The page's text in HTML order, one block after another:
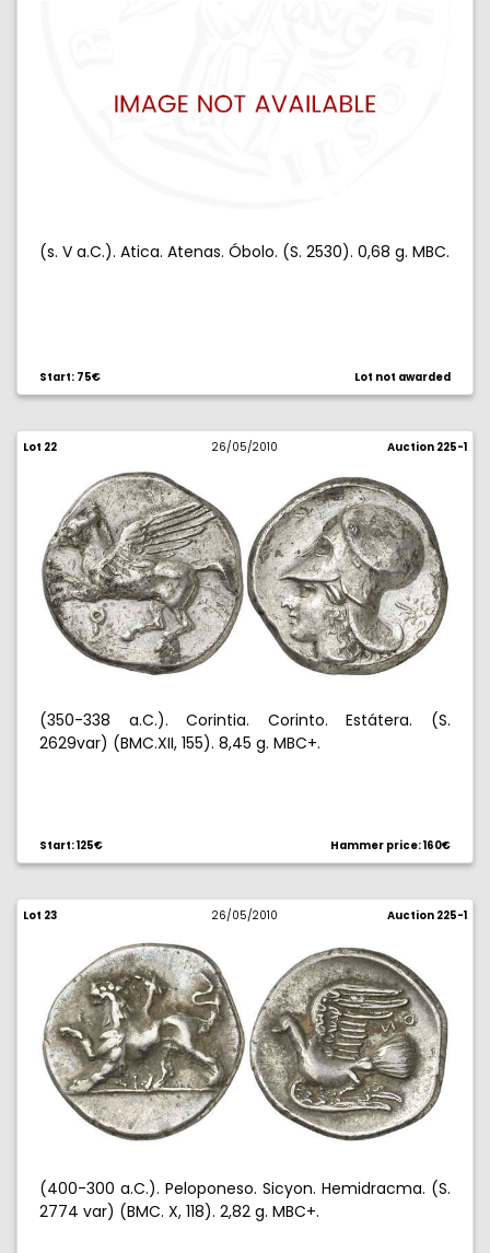
(s. V a.C.). Atica. Atenas. Óbolo. (S. 2530). 0,68 g. MBC.
Start: 75€ Lot not awarded
Lot 22 26/05/2010 Auction 225-1
(350-338 a.C.). Corintia. Corinto. Estátera. (S.
2629var) (BMC.XII, 155). 8,45 g. MBC+.
Start: 125€ Hammer price: 160€
Lot 23 26/05/2010 Auction 225-1
(400-300 a.C.). Peloponeso. Sicyon. Hemidracma. (S.
2774 var) (BMC. X, 118). 2,82 g. MBC+.